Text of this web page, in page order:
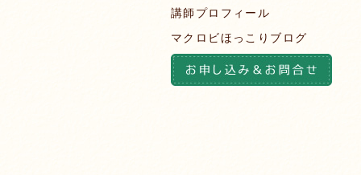
講師プロフィール
マクロビほっこりブログ